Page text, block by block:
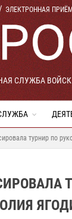
ЭЛЕКТРОННАЯ
СЛУЖБА
турнир по